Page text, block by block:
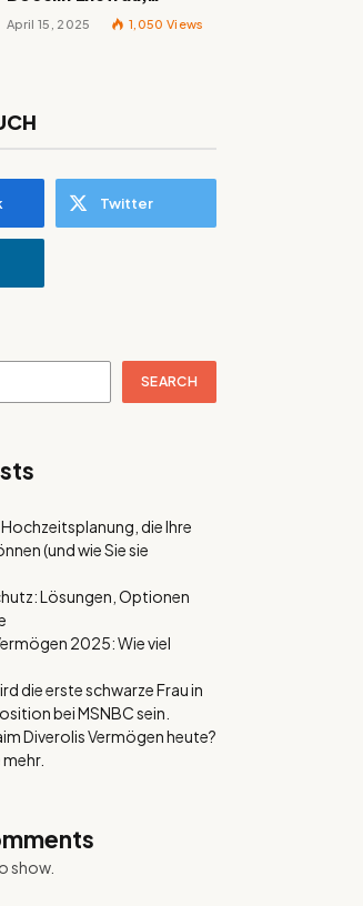
berühmte Lieder,
April 15, 2025 1,050 Views
Twitter
SEARCH
die Ihre
(und wie Sie sie
Lösungen, Optionen
2025: Wie viel
die erste schwarze Frau in
bei MSNBC sein.
Diverolis Vermögen heute?
show.